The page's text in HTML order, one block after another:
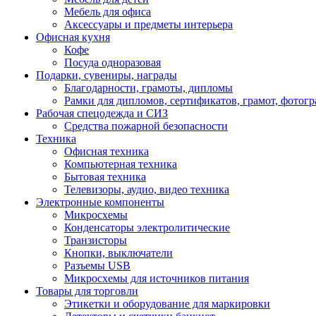
Мебель для офиса
Аксессуары и предметы интерьера
Офисная кухня
Кофе
Посуда одноразовая
Подарки, сувениры, награды
Благодарности, грамоты, дипломы
Рамки для дипломов, сертификатов, грамот,
Рабочая спецодежда и СИЗ
Средства пожарной безопасности
Техника
Офисная техника
Компьютерная техника
Бытовая техника
Телевизоры, аудио, видео техника
Электронные компоненты
Микросхемы
Конденсаторы электролитические
Транзисторы
Кнопки, выключатели
Разъемы USB
Микросхемы для источников питания
Товары для торговли
Этикетки и оборудование для маркировки